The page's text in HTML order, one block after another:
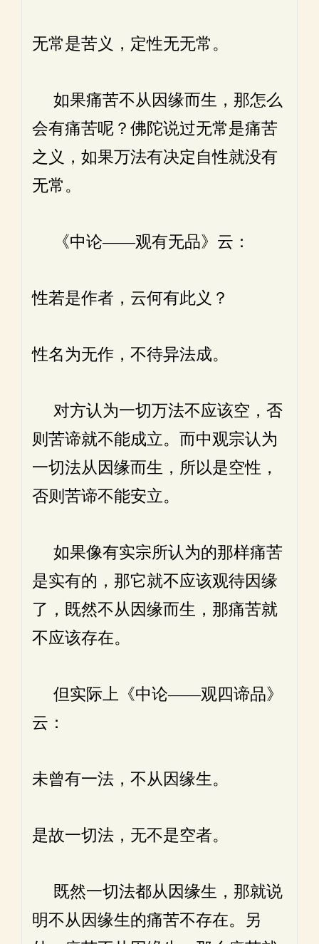
无常是苦义，定性无无常。
如果痛苦不从因缘而生，那怎么
会有痛苦呢？佛陀说过无常是痛苦
之义，如果万法有决定自性就没有
无常。
《中论——观有无品》云：
性若是作者，云何有此义？
性名为无作，不待异法成。
对方认为一切万法不应该空，否
则苦谛就不能成立。而中观宗认为
一切法从因缘而生，所以是空性，
否则苦谛不能安立。
如果像有实宗所认为的那样痛苦
是实有的，那它就不应该观待因缘
了，既然不从因缘而生，那痛苦就
不应该存在。
但实际上《中论——观四谛品》
云：
未曾有一法，不从因缘生。
是故一切法，无不是空者。
既然一切法都从因缘生，那就说
明不从因缘生的痛苦不存在。另